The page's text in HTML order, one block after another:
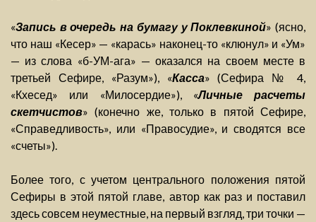
«Запись в очередь на бумагу у Поклевкиной» (ясно,
что наш «Кесер» — «карась» наконец-то «клюнул» и «Ум»
— из слова «б-УМ-ага» — оказался на своем месте в
третьей Сефире, «Разум»), «Касса» (Сефира № 4,
«Кхесед» или «Милосердие»), «Личные расчеты
скетчистов» (конечно же, только в пятой Сефире,
«Справедливость», или «Правосудие», и сводятся все
«счеты»).
Более того, с учетом центрального положения пятой
Сефиры в этой пятой главе, автор как раз и поставил
здесь совсем неуместные, на первый взгляд, три точки —